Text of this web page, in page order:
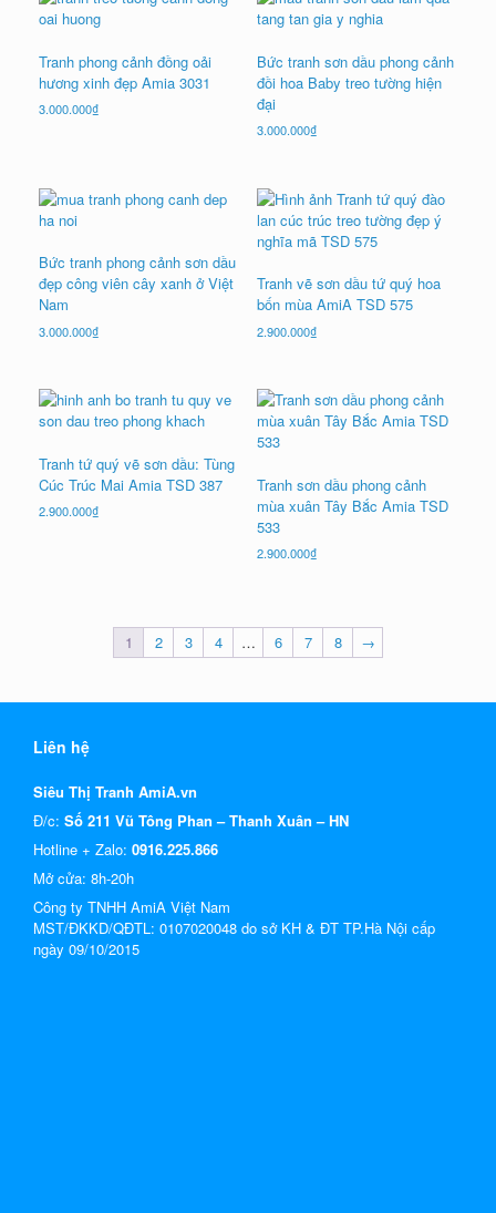
Tranh phong cảnh đồng oải
hương xinh đẹp Amia 3031
3.000.000₫
Bức tranh sơn dầu phong cảnh
đồi hoa Baby treo tường hiện
đại
3.000.000₫
Bức tranh phong cảnh sơn dầu
đẹp công viên cây xanh ở Việt
Nam
3.000.000₫
Tranh vẽ sơn dầu tứ quý hoa
bốn mùa AmiA TSD 575
2.900.000₫
Tranh tứ quý vẽ sơn dầu: Tùng
Cúc Trúc Mai Amia TSD 387
2.900.000₫
Tranh sơn dầu phong cảnh
mùa xuân Tây Bắc Amia TSD
533
2.900.000₫
1 2 3 4 … 6 7 8 →
Liên hệ
Siêu Thị Tranh AmiA.vn
Đ/c: Số 211 Vũ Tông Phan – Thanh Xuân – HN
Hotline + Zalo: 0916.225.866
Mở cửa: 8h-20h
Công ty TNHH AmiA Việt Nam
MST/ĐKKD/QĐTL: 0107020048 do sở KH & ĐT TP.Hà Nội cấp
ngày 09/10/2015